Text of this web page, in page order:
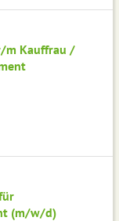
m Kauffrau /
(m/w/d)